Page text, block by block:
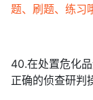
题、刷题、练习
40.在处置危化
正确的侦查研判